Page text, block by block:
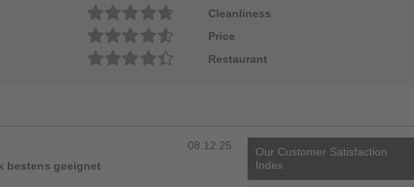
Cleanliness
Price
Restaurant
bestens geeignet
08.12.25
Our Customer Satisfaction
Index